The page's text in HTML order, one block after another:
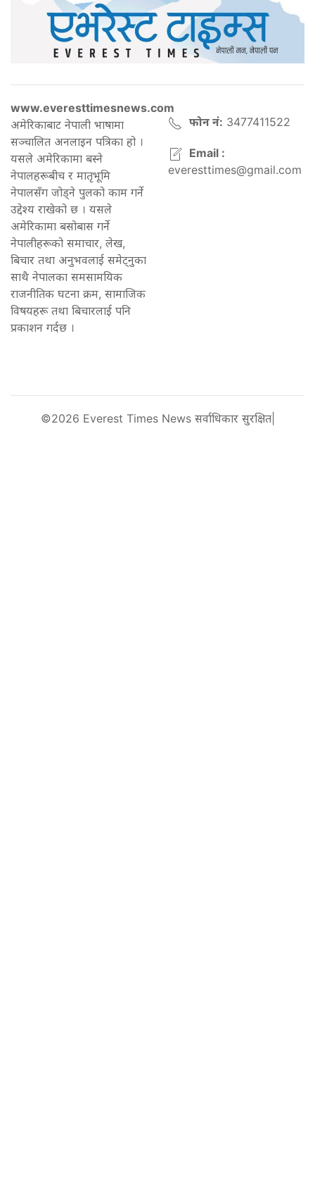
www.everesttimesnews.com
अमेरिकाबाट नेपाली भाषामा
सञ्चालित अनलाइन पत्रिका हो ।
यसले अमेरिकामा बस्ने
नेपालहरूबीच र मातृभूमि
नेपालसँग जोड्ने पुलको काम गर्ने
उद्देश्य राखेको छ । यसले
अमेरिकामा बसोबास गर्ने
नेपालीहरूको समाचार, लेख,
बिचार तथा अनुभवलाई समेट्नुका
साथै नेपालका समसामयिक
राजनीतिक घटना क्रम, सामाजिक
विषयहरू तथा बिचारलाई पनि
प्रकाशन गर्दछ ।
फोन नं: 3477411522
Email :
everesttimes@gmail.com
©2026 Everest Times News सर्वाधिकार सुरक्षित|